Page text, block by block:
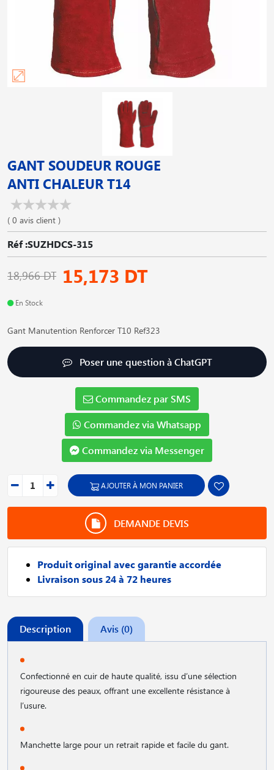
GANT SOUDEUR ROUGE
ANTI CHALEUR T14
( 0 avis client )
Réf :SUZHDCS-315
18,966 DT 15,173 DT
En Stock
Gant Manutention Renforcer T10 Ref323
Poser une question à ChatGPT
Commandez par SMS
Commandez via Whatsapp
Commandez via Messenger
AJOUTER À MON PANIER
DEMANDE DEVIS
Produit original avec garantie accordée
Livraison sous 24 à 72 heures
Description Avis (0)
Confectionné en cuir de haute qualité, issu d’une sélection
rigoureuse des peaux, offrant une excellente résistance à
l’usure.
Manchette large pour un retrait rapide et facile du gant.